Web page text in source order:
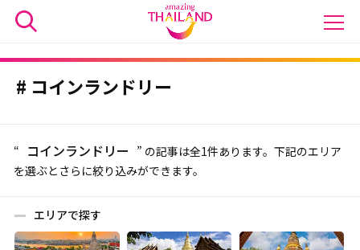
コインランドリー
“ コインランドリー ” の記事は全1件あります。下記のエリア
を選ぶとさらに絞り込みができます。
エリアで探す